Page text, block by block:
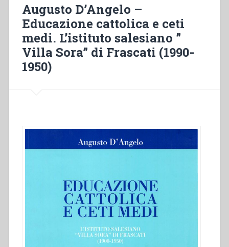
Augusto D’Angelo –
Educazione cattolica e ceti
medi. L’istituto salesiano ”
Villa Sora” di Frascati (1990-
1950)